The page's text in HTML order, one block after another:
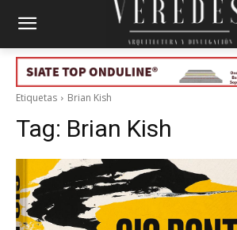
Etiquetas Brian Kish
Tag: Brian Kish